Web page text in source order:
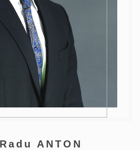
ANTON